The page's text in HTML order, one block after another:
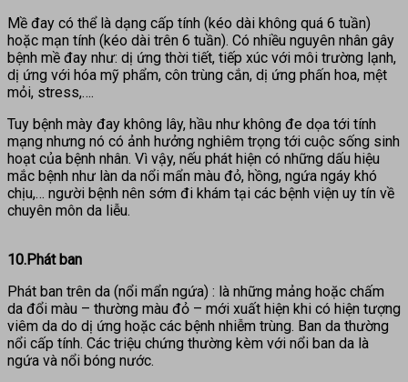
Mề đay có thể là dạng cấp tính (kéo dài không quá 6 tuần)
hoặc mạn tính (kéo dài trên 6 tuần). Có nhiều nguyên nhân gây
bệnh mề đay như: dị ứng thời tiết, tiếp xúc với môi trường lạnh,
dị ứng với hóa mỹ phẩm, côn trùng cắn, dị ứng phấn hoa, mệt
mỏi, stress,….
Tuy bệnh mày đay không lây, hầu như không đe dọa tới tính
mạng nhưng nó có ảnh hưởng nghiêm trọng tới cuộc sống sinh
hoạt của bệnh nhân. Vì vậy, nếu phát hiện có những dấu hiệu
mắc bệnh như làn da nổi mẩn màu đỏ, hồng, ngứa ngáy khó
chịu,… người bệnh nên sớm đi khám tại các bệnh viện uy tín về
chuyên môn da liễu.
10.Phát ban
Phát ban trên da (nổi mẩn ngứa) : là những mảng hoặc chấm
da đổi màu – thường màu đỏ – mới xuất hiện khi có hiện tượng
viêm da do dị ứng hoặc các bệnh nhiễm trùng. Ban da thường
nổi cấp tính. Các triệu chứng thường kèm với nổi ban da là
ngứa và nổi bóng nước.